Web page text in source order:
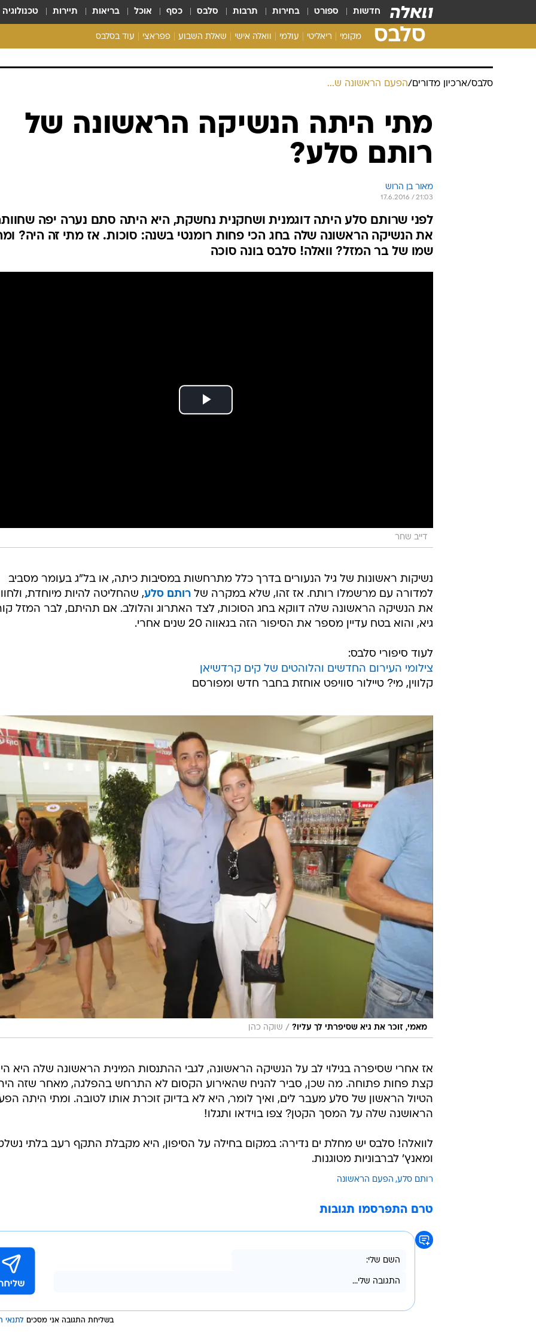
חדשות ספורט בחירות תרבות סלבס כסף אוכל בריאות תיירות טכנולוגיה
סלבס מקומי ריאליטי עולמי וואלה אישי שאלת השבוע פפראצי עוד בסלבס
רכלו לנו
סלבס/ארכיון מדורים/הפעם הראשונה ש...
מתי היתה הנשיקה הראשונה של
רותם סלע?
מאור בן הרוש
17.6.2016 / 21:03
לפני שרותם סלע היתה דוגמנית ושחקנית נחשקת, היא היתה סתם נערה יפה
את הנשיקה הראשונה שלה בחג הכי פחות רומנטי בשנה: סוכות. אז מתי זה היה?
שמו של בר המזל? וואלה! סלבס בונה סוכה
דייב שחר
נשיקות ראשונות של גיל הנעורים בדרך כלל מתרחשות במסיבות כיתה, או בל"ג בעומר מסביב
למדורה עם מרשמלו רותח. אז זהו, שלא במקרה של רותם סלע, שהחליטה להיות מיוחדת,
את הנשיקה הראשונה שלה דווקא בחג הסוכות, לצד האתרוג והלולב. אם תהיתם, לבר המזל
גיא, והוא בטח עדיין מספר את הסיפור הזה בגאווה 20 שנים אחרי.
לעוד סיפורי סלבס:
צילומי העירום החדשים והלוהטים של קים קרדשיאן
קלווין, מי? טיילור סוויפט אוחזת בחבר חדש ומפורסם
מאמי, זוכר את גיא שסיפרתי לך עליו? / שוקה כהן
אז אחרי שסיפרה בגילוי לב על הנשיקה הראשונה, לגבי ההתנסות המינית הראשונה שלה היא
קצת פחות פתוחה. מה שכן, סביר להניח שהאירוע הקסום לא התרחש בהפלגה, מאחר שזה
הטיול הראשון של סלע מעבר לים, ואיך לומר, היא לא בדיוק זוכרת אותו לטובה. ומתי היתה
הראושנה שלה על המסך הקטן? צפו בוידאו ותגלו!
לוואלה! סלבס יש מחלת ים נדירה: במקום בחילה על הסיפון, היא מקבלת התקף רעב בלתי
ומאנץ' לברבוניות מטוגנות.
רותם סלע הפעם הראשונה
טרם התפרסמו תגובות
בשליחת התגובה אני מסכים לתנאי